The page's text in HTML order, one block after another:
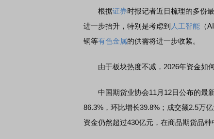
根据证券时报记者近日梳理的多份
进一步抬升，特别是考虑到 人工智能 （
铜等有色金属的供需将进一步收紧。
由于板块热度不减，2026年资金如何
中国期货业协会11月12日公布的最新
86.3%，环比增长39.8%；成交额2.5万
资金仍然超过430亿元，在商品期货品种